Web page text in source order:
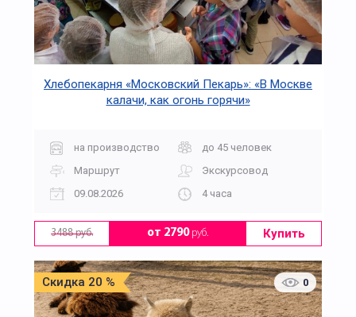
Хлебопекарня «Московский Пекарь»: «В Москве
калачи, как огонь горячи»
на производство
до 45 человек
Маршрут
Экскурсовод
09.08.2026
4 часа
3488 руб. от 2790руб. Купить
Скидка 20 % 0